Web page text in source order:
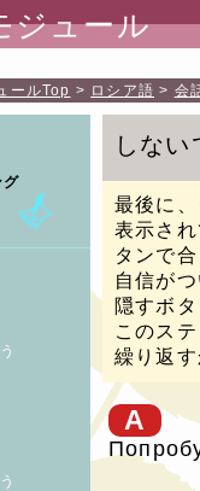
ジュール
ールTop ロシア語 会
グ
しない
最後に
表示さ
タンで
自信が
隠すボ
このス
繰り返
A